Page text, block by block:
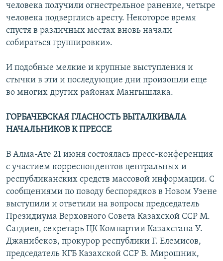
человека получили огнестрельное ранение, четыре
человека подверглись аресту. Некоторое время
спустя в различных местах вновь начали
собираться группировки».
И подобные мелкие и крупные выступления и
стычки в эти и последующие дни произошли еще
во многих других районах Мангышлака.
ГОРБАЧЕВСКАЯ ГЛАСНОСТЬ ВЫТАЛКИВАЛА
НАЧАЛЬНИКОВ К ПРЕССЕ
В Алма-Ате 21 июня состоялась пресс-конференция
с участием корреспондентов центральных и
республиканских средств массовой информации. С
сообщениями по поводу беспорядков в Новом Узене
выступили и ответили на вопросы председатель
Президиума Верховного Совета Казахской ССР М.
Сагдиев, секретарь ЦК Компартии Казахстана У.
Джанибеков, прокурор республики Г. Елемисов,
председатель КГБ Казахской ССР В. Мирошник,